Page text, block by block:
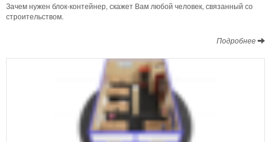
Зачем нужен блок-контейнер, скажет Вам любой человек, связанный со
строительством.
Подробнее